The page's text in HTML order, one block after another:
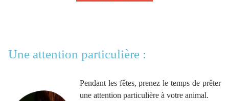
Une attention particulière :
Pendant les fêtes, prenez le temps de prêter
une attention particulière à votre animal.